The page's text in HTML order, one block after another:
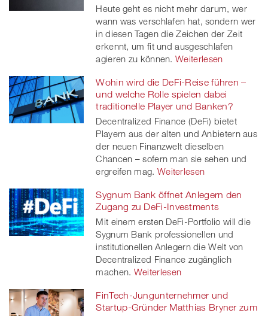
Heute geht es nicht mehr darum, wer
wann was verschlafen hat, sondern wer
in diesen Tagen die Zeichen der Zeit
erkennt, um fit und ausgeschlafen
agieren zu können. Weiterlesen
Wohin wird die DeFi-Reise führen –
und welche Rolle spielen dabei
traditionelle Player und Banken?
Decentralized Finance (DeFi) bietet
Playern aus der alten und Anbietern aus
der neuen Finanzwelt dieselben
Chancen – sofern man sie sehen und
ergreifen mag. Weiterlesen
Sygnum Bank öffnet Anlegern den
Zugang zu DeFi-Investments
Mit einem ersten DeFi-Portfolio will die
Sygnum Bank professionellen und
institutionellen Anlegern die Welt von
Decentralized Finance zugänglich
machen. Weiterlesen
FinTech-Jungunternehmer und
Startup-Gründer Matthias Bryner zum